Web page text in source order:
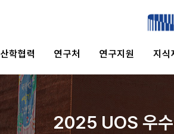
산학협력 연구처 연구지원 지식
2025 UOS 우수